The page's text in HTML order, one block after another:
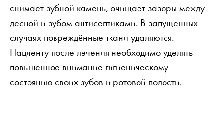
снимает зубной камень, очищает зазоры между
десной и зубом антисептиками. В запущенных
случаях повреждённые ткани удаляются.
Пациенту после лечения необходимо уделять
повышенное внимание гигиеническому
состоянию своих зубов и ротовой полости.